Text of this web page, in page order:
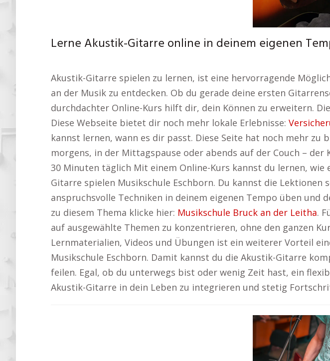
Lerne Akustik-Gitarre online in deinem eigenen
Akustik-Gitarre spielen zu lernen, ist eine hervorragende
an der Musik zu entdecken. Ob du gerade deine ersten
durchdachter Online-Kurs hilft dir, dein Können zu erweitern.
Diese Webseite bietet dir noch mehr lokale Erlebnisse:
kannst lernen, wann es dir passt. Diese Seite hat noch mehr zu
morgens, in der Mittagspause oder abends auf der Couch –
30 Minuten täglich Mit einem Online-Kurs kannst du lernen,
Gitarre spielen Musikschule Eschborn. Du kannst die
anspruchsvolle Techniken in deinem eigenen Tempo üben
zu diesem Thema klicke hier: Musikschule Bruck an der Leitha.
auf ausgewählte Themen zu konzentrieren, ohne den ganzen
Lernmaterialien, Videos und Übungen ist ein weiterer Vorteil
Musikschule Eschborn. Damit kannst du die Akustik-Gitarre
feilen. Egal, ob du unterwegs bist oder wenig Zeit hast, ein
Akustik-Gitarre in dein Leben zu integrieren und stetig